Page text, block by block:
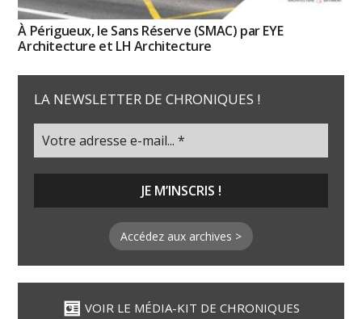
À Périgueux, le Sans Réserve (SMAC) par EYE
Architecture et LH Architecture
LA NEWSLETTER DE CHRONIQUES !
Accédez aux archives >
VOIR LE MÉDIA-KIT DE CHRONIQUES